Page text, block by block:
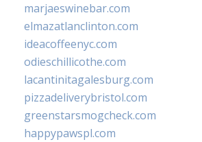
marjaeswinebar.com
elmazatlanclinton.com
ideacoffeenyc.com
odieschillicothe.com
lacantinitagalesburg.com
pizzadeliverybristol.com
greenstarsmogcheck.com
happypawspl.com